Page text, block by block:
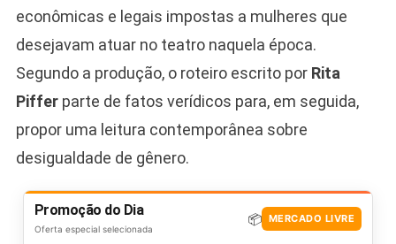
econômicas e legais impostas a mulheres que
desejavam atuar no teatro naquela época.
Segundo a produção, o roteiro escrito por Rita
Pifferparte de fatos verídicos para, em seguida,
propor uma leitura contemporânea sobre
desigualdade de gênero.
Promoção do Dia
Oferta especial selecionada
📦 MERCADO LIVRE